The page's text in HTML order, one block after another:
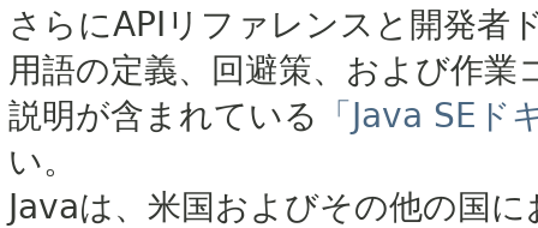
さらにAPIリファレンスと開発者
用語の定義、回避策、および作
説明が含まれている
「Java SE
い。
Javaは、米国およびその他の国